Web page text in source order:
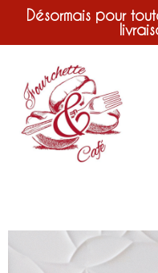
Désormais pour